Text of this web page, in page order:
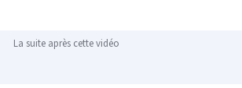
La suite après cette vidéo